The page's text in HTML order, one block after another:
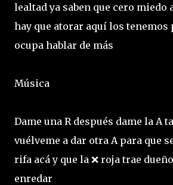
lealtad ya saben que cero miedo
hay que atorar aquí los tenemos
ocupa hablar de más
Música
Dame una R después dame la A
vuélveme a dar otra A para que
rifa acá y que la ❌ roja trae
enredar